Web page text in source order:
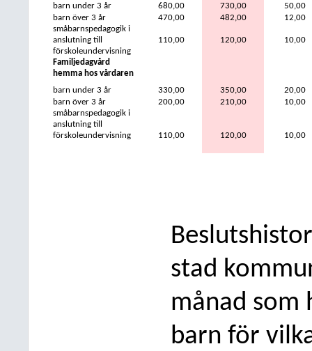
barn under 3 år 680,00 730,00
50,00
barn över 3 år
470,00 482,00
12,00
småbarnspedagogik i
anslutning till
förskoleundervisning
110,00 120,00 10,00
Familjedagvård
hemma hos vårdaren
barn under 3 år
330,00 350,00
20,00
barn över 3 år
200,00 210,00
10,00
småbarnspedagogik i
anslutning till
förskoleundervisning
110,00 120,00 10,00
stad
månad som
barn för